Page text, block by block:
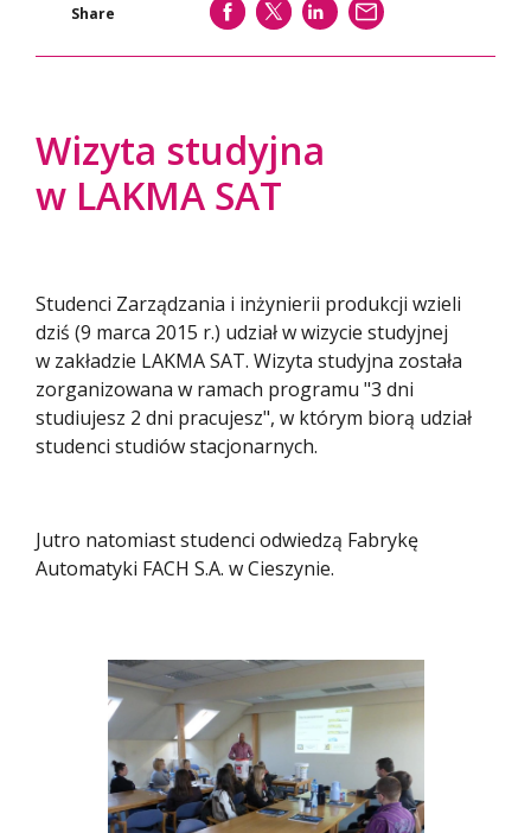
Share SHARE SHARE SHARE
Wizyta studyjna
w LAKMA SAT
Studenci Zarządzania i inżynierii produkcji wzieli
dziś (9 marca 2015 r.) udział w wizycie studyjnej
w zakładzie LAKMA SAT. Wizyta studyjna została
zorganizowana w ramach programu "3 dni
studiujesz 2 dni pracujesz", w którym biorą udział
studenci studiów stacjonarnych.
Jutro natomiast studenci odwiedzą Fabrykę
Automatyki FACH S.A. w Cieszynie.